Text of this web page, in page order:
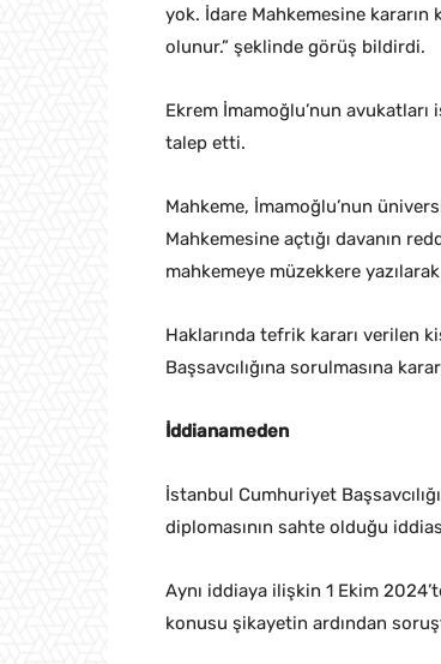
yok. İdare Mahkemesine
olunur.” şeklinde görüş bildirdi.
Ekrem İmamoğlu’nun avukatları
talep etti.
Mahkeme, İmamoğlu’nun
Mahkemesine açtığı davanın
mahkemeye müzekkere
Haklarında tefrik kararı verilen
Başsavcılığına sorulmasına
İddianameden
İstanbul Cumhuriyet
diplomasının sahte olduğu
Aynı iddiaya ilişkin 1 Ekim
konusu şikayetin ardından